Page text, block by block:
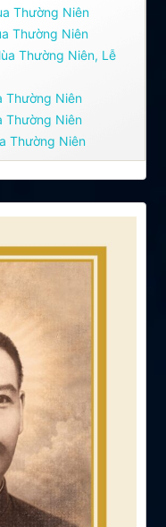
Thường Niên
Thường Niên
Thường Niên, Lễ
Thường Niên
Thường Niên
Thường Niên